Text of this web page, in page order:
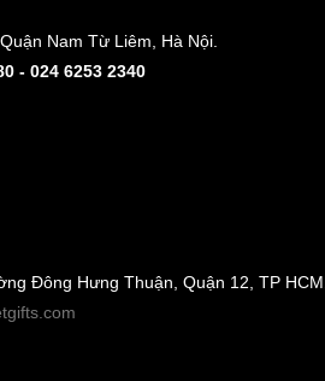
Nam Từ Liêm, Hà Nội.
- 024 6253 2340
Đông Hưng Thuận, Quận 12, TP